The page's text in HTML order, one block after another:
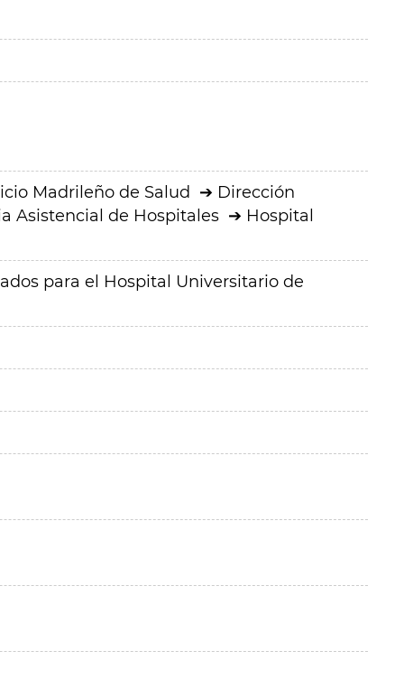
Madrileño de Salud
Dirección
Asistencial de Hospitales
Hospital
para el Hospital Universitario de